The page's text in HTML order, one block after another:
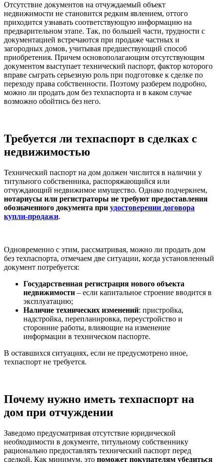
Отсутствие документов на отчуждаемый объект
недвижимости не становится редким явлением, оттого
приходится узнавать соответствующую информацию на
предварительном этапе. Так, по большей части, трудности с
документацией встречаются при продаже частных и
загородных домов, учитывая предшествующий способ
приобретения. Причем основополагающим отсутствующим
документом выступает технический паспорт, фактор которого
вправе сыграть серьезную роль при подготовке к сделке по
переходу права собственности. Поэтому разберем подробно,
можно ли продать дом без техпаспорта и в каком случае
возможно обойтись без него.
Требуется ли техпаспорт в сделках с
недвижимостью
Технический паспорт на дом должен числится в наличии у
титульного собственника, распоряжающийся или
отчуждающий недвижимое имущество. Однако подчеркнем,
нотариусы или регистраторы не требуют предоставления
обозначенного документа при удостоверении договора
купли-продажи.
Одновременно с этим, рассматривая, можно ли продать дом
без техпаспорта, отмечаем две ситуации, когда установленный
документ потребуется:
Государственная регистрация нового объекта
недвижимости – если капитальное строение вводится в
эксплуатацию;
Наличие технических изменений: пристройка,
надстройка, перепланировка, переустройство и
сторонние работы, влияющие на изменение
информации в техническом паспорте.
В оставшихся ситуациях, если не предусмотрено иное,
техпаспорт не требуется.
Почему нужно иметь техпаспорт на
дом при отчуждении
Заведомо предусматривая отсутствие юридической
необходимости в документе, титульному собственнику
рационально предоставлять технический паспорт перед
сделкой. Как минимум, это поможет покупателям убедиться